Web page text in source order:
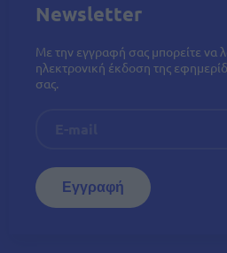
Newsletter
Με την εγγραφή σας μπορείτε να
ηλεκτρονική έκδοση της
σας.